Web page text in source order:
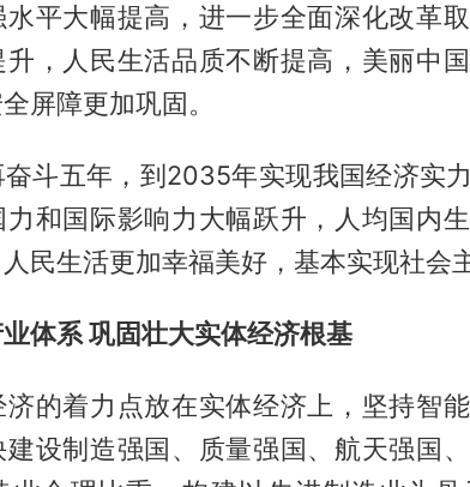
平大幅提高，进一步全面深化改革
，人民生活品质不断提高，美丽中
屏障更加巩固。
斗五年，到2035年实现我国经济实
和国际影响力大幅跃升，人均国内
民生活更加幸福美好，基本实现社会
体系 巩固壮大实体经济根基
济的着力点放在实体经济上，坚持智
设制造强国、质量强国、航天强国